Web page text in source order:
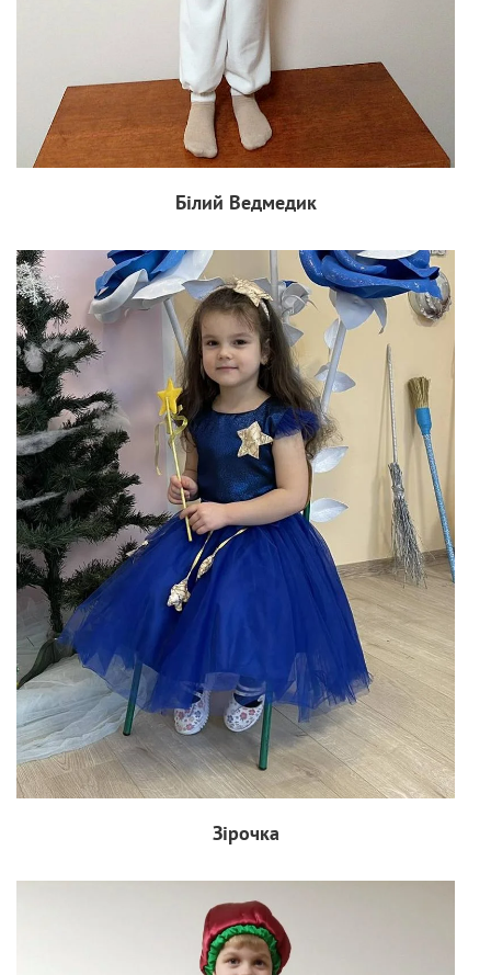
Білий Ведмедик
Зірочка